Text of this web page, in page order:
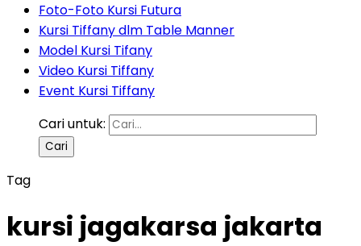
Foto-Foto Kursi Futura
Kursi Tiffany dlm Table Manner
Model Kursi Tifany
Video Kursi Tiffany
Event Kursi Tiffany
Cari untuk:
Tag
kursi jagakarsa jakarta